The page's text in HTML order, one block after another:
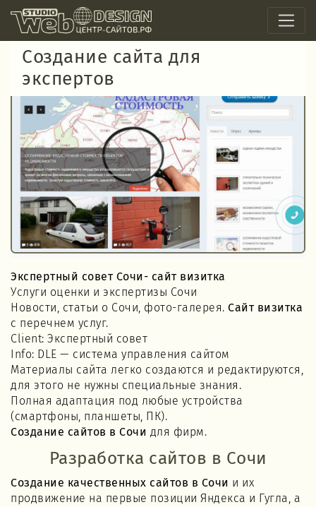
Создание сайта для
экспертов
Экспертный совет Сочи- сайт визитка
Услуги оценки и экспертизы Сочи
Новости, статьи о Сочи, фото-галерея. Сайт визитка
с перечнем услуг.
Client: Экспертный совет
Info: DLE — система управления сайтом
Материалы сайта легко создаются и редактируются,
для этого не нужны специальные знания.
Полная адаптация под любые устройства
(смартфоны, планшеты, ПК).
Создание сайтов в Сочи для фирм.
Разработка сайтов в Сочи
Создание качественных сайтов в Сочи и их
продвижение на первые позиции Яндекса и Гугла, а